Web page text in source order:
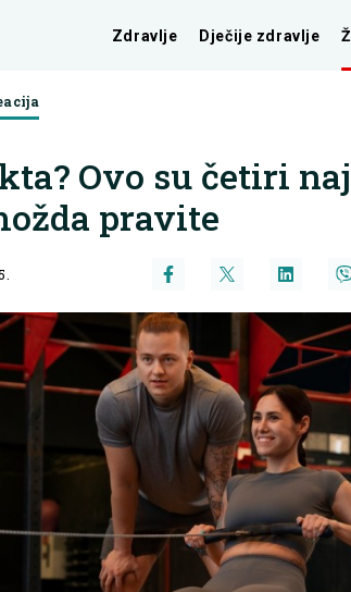
Zdravlje Dječije zdravlje
Ovo su četiri
pravite